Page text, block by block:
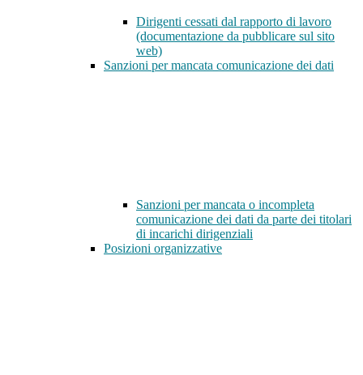
Dirigenti cessati dal rapporto di lavoro
(documentazione da pubblicare sul sito
web)
Sanzioni per mancata comunicazione dei dati
Sanzioni per mancata o incompleta
comunicazione dei dati da parte dei titolari
di incarichi dirigenziali
Posizioni organizzative